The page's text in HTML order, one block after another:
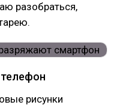
разобраться,
рисунки